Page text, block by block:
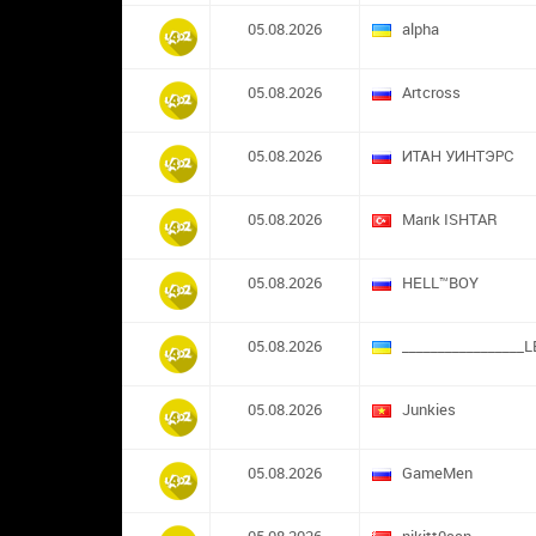
05.08.2026 alpha
05.08.2026 Artcross
05.08.2026 ИТАН УИНТЭРС
05.08.2026 Marık ISHTAR
05.08.2026 HELL™BOY
05.08.2026
05.08.2026 Junkies
05.08.2026 GameMen